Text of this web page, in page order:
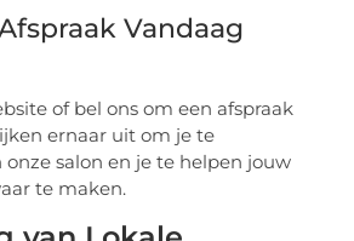
Vandaag
of bel ons om een afspraak
ernaar uit om je te
salon en je te helpen jouw
te maken.